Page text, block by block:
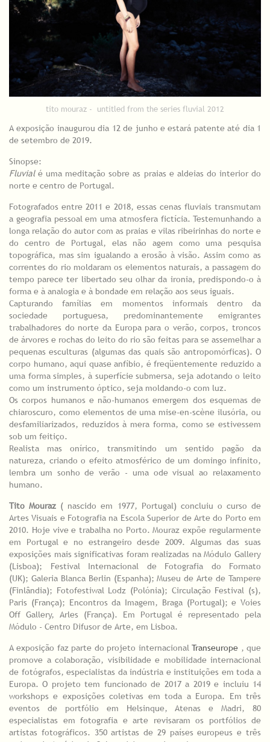
tito mouraz - untitled from the series fluvial 2012
A exposição inaugurou dia 12 de junho e estará patente até dia 1
de setembro de 2019.
Sinopse:
Fluvialé uma meditação sobre as praias e aldeias do interior do
norte e centro de Portugal.
Fotografados entre 2011 e 2018, essas cenas fluviais transmutam
a geografia pessoal em uma atmosfera fictícia. Testemunhando a
longa relação do autor com as praias e vilas ribeirinhas do norte e
do centro de Portugal, elas não agem como uma pesquisa
topográfica, mas sim igualando a erosão à visão. Assim como as
correntes do rio moldaram os elementos naturais, a passagem do
tempo parece ter libertado seu olhar da ironia, predispondo-o à
forma e à analogia e à bondade em relação aos seus iguais.
Capturando famílias em momentos informais dentro da
sociedade portuguesa, predominantemente emigrantes
trabalhadores do norte da Europa para o verão, corpos, troncos
de árvores e rochas do leito do rio são feitas para se assemelhar a
pequenas esculturas (algumas das quais são antropomórficas). O
corpo humano, aqui quase anfíbio, é freqüentemente reduzido a
uma forma simples, à superfície submersa, seja adotando o leito
como um instrumento óptico, seja moldando-o com luz.
Os corpos humanos e não-humanos emergem dos esquemas de
chiaroscuro, como elementos de uma mise-en-scène ilusória, ou
desfamiliarizados, reduzidos à mera forma, como se estivessem
sob um feitiço.
Realista mas onírico, transmitindo um sentido pagão da
natureza, criando o efeito atmosférico de um domingo infinito,
lembra um sonho de verão - uma ode visual ao relaxamento
humano.
Tito Mouraz ( nascido em 1977, Portugal) concluiu o curso de
Artes Visuais e Fotografia na Escola Superior de Arte do Porto em
2010. Hoje vive e trabalha no Porto. Mouraz expõe regularmente
em Portugal e no estrangeiro desde 2009. Algumas das suas
exposições mais significativas foram realizadas na Módulo Gallery
(Lisboa); Festival Internacional de Fotografia do Formato
(UK); Galeria Blanca Berlin (Espanha); Museu de Arte de Tampere
(Finlândia); Fotofestiwal Lodz (Polónia); Circulação Festival (s),
Paris (França); Encontros da Imagem, Braga (Portugal); e Voies
Off Gallery, Arles (França). Em Portugal é representado pela
Módulo - Centro Difusor de Arte, em Lisboa.
A exposição faz parte do projeto internacionalTranseurope , que
promove a colaboração, visibilidade e mobilidade internacional
de fotógrafos, especialistas da indústria e instituições em toda a
Europa. O projeto tem funcionado de 2017 a 2019 e incluiu 14
workshops e exposições coletivas em toda a Europa. Em três
eventos de portfólio em Helsinque, Atenas e Madri, 80
especialistas em fotografia e arte revisaram os portfólios de
artistas fotográficos. 350 artistas de 29 países europeus e três